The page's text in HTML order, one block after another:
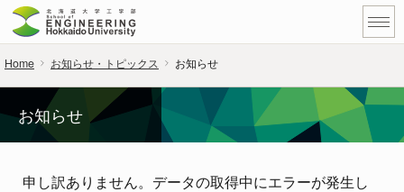
Home お知らせ・トピックス お知らせ
お知らせ
申し訳ありません。データの取得中にエラーが発生し